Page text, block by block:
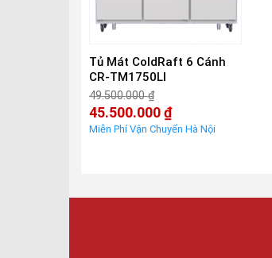
Tủ Mát ColdRaft 6 Cánh
CR-TM1750LI
49.500.000₫
Giá
gốc
là:
45.500.000₫
Giá